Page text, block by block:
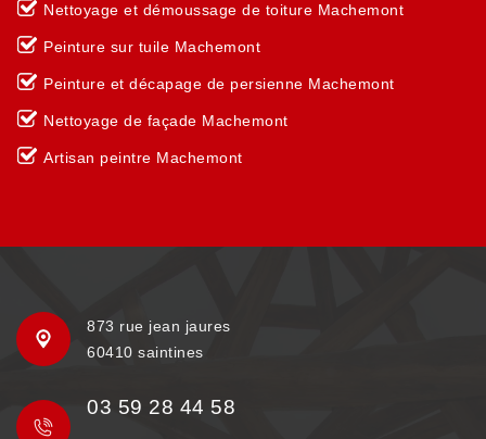
Nettoyage et démoussage de toiture Machemont
Peinture sur tuile Machemont
Peinture et décapage de persienne Machemont
Nettoyage de façade Machemont
Artisan peintre Machemont
873 rue jean jaures
60410 saintines
03 59 28 44 58